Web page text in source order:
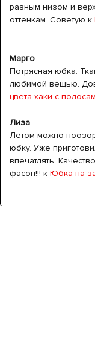
разным низом и
оттенкам. Советую к
Марго
Потрясная юбка.
любимой вещью.
цвета хаки с
Лиза
Летом можно
юбку. Уже
впечатлять.
фасон!!! к Юбка на